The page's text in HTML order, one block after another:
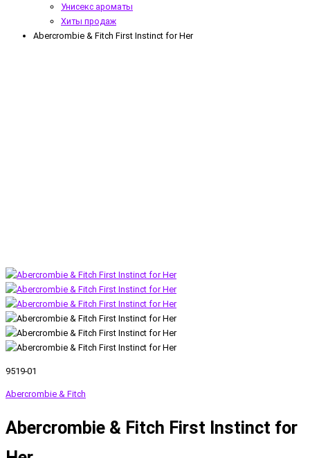
Унисекс ароматы
Хиты продаж
Abercrombie & Fitch First Instinct for Her
9519-01
Abercrombie & Fitch
Abercrombie & Fitch First Instinct for